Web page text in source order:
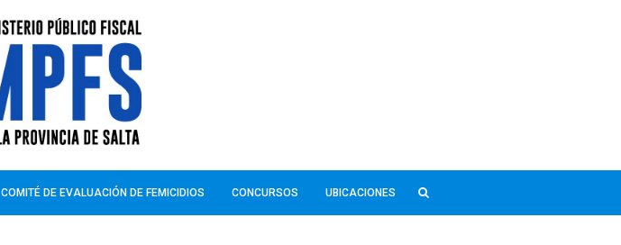
COMITÉ DE EVALUACIÓN DE FEMICIDIOS CONCURSOS UBICACIONES